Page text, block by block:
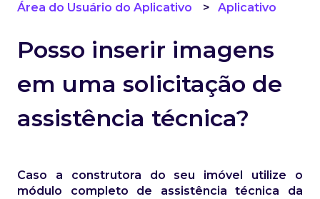
Área do Usuário do Aplicativo Aplicativo
Posso inserir imagens
em uma solicitação de
assistência técnica?
Caso a construtora do seu imóvel utilize o
módulo completo de assistência técnica da